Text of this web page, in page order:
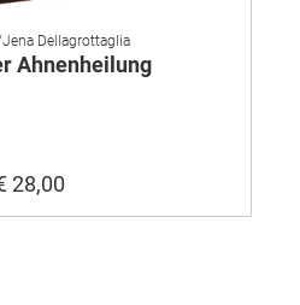
Jena Dellagrottaglia
Ahnenheilung
28,00